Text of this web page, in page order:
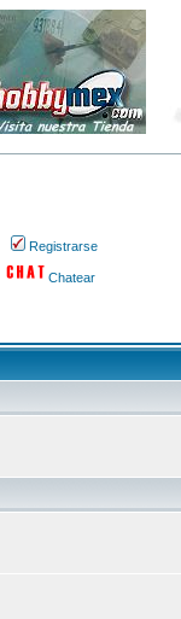
Registrarse
Chatear